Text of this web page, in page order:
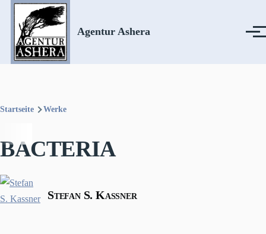
Direkt zum Inhalt
Agentur Ashera Menü
Startseite Werke
BACTERIA
Stefan S. Kassner